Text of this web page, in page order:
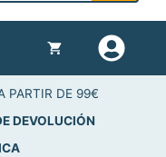
PARTIR DE 99€
DEVOLUCIÓN